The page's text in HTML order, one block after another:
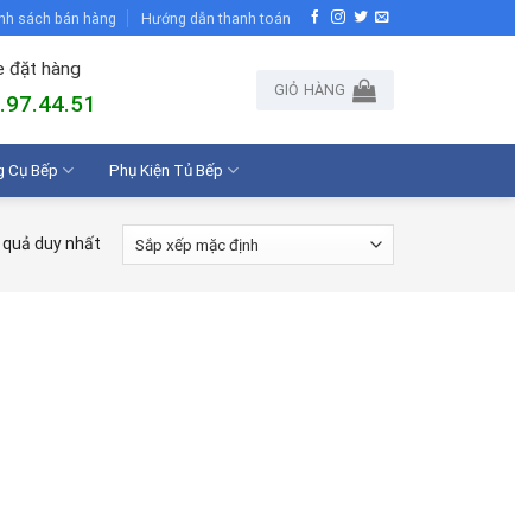
sách bán hàng Hướng dẫn thanh toán
đặt hàng
GIỎ HÀNG
Cụ Bếp Phụ Kiện Tủ Bếp
quả duy nhất